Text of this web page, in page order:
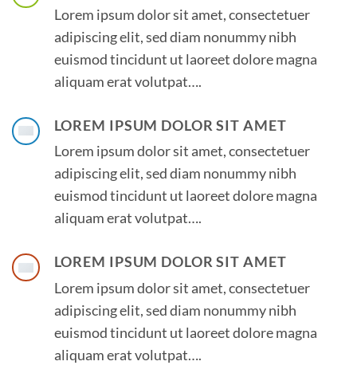
Lorem ipsum dolor sit amet, consectetuer
adipiscing elit, sed diam nonummy nibh
euismod tincidunt ut laoreet dolore magna
aliquam erat volutpat….
LOREM IPSUM DOLOR SIT AMET
Lorem ipsum dolor sit amet, consectetuer
adipiscing elit, sed diam nonummy nibh
euismod tincidunt ut laoreet dolore magna
aliquam erat volutpat….
LOREM IPSUM DOLOR SIT AMET
Lorem ipsum dolor sit amet, consectetuer
adipiscing elit, sed diam nonummy nibh
euismod tincidunt ut laoreet dolore magna
aliquam erat volutpat….